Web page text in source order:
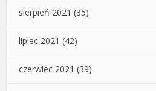
sierpień 2021 (35)
lipiec 2021 (42)
czerwiec 2021 (39)